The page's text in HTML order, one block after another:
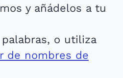
y añádelos a tu
o utiliza
de nombres de